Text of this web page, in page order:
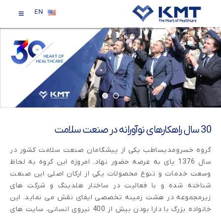
EN
30 سال راهکارهای نوآورانه در صنعت سلامت
گروه خسرومدیساطب یکی از پیشگامان صنعت سلامت کشور در
سال 1376 پای به عرصه حضور نهاد. امروزه این گروه به لحاظ
وسعت خدمات و تنوع محصولات یکی از ارکان اصلی این صنعت
شناخته شده و با فعالیت در ساختار هلدینگ و شرکت های
زیرمجموعه در هشت زمینه تخصصی ایفای نقش می نماید. این
خانواده بزرگ با دارا بودن بیش از 400 نیروی انسانی، سایت های